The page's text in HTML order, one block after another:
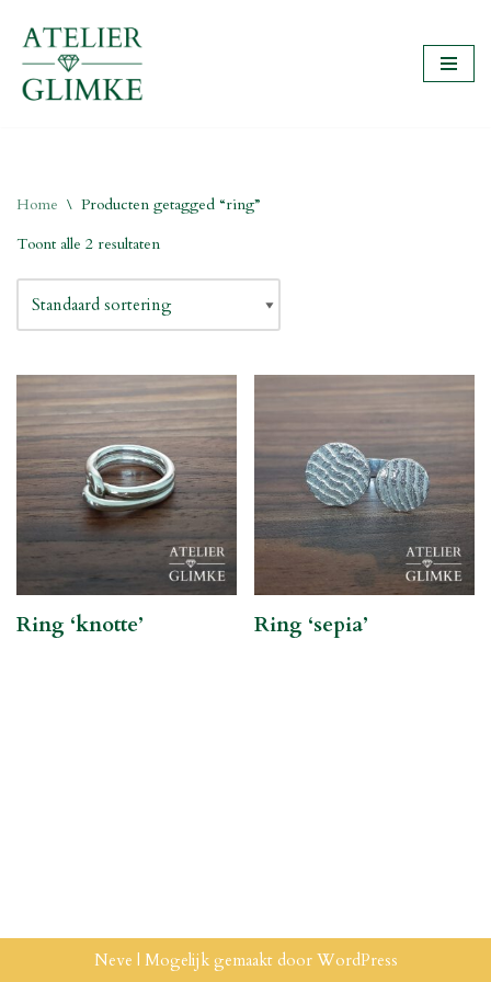
Ga
naar
Home \ Producten getagged “ring”
Toont alle 2 resultaten
Ring ‘knotte’ Ring ‘sepia’
Neve | Mogelijk gemaakt door WordPress